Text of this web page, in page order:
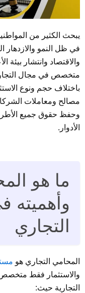
يبحث الكثير من
في ظل النمو والازدهار
والاقتصاد وانتشار بيئة
متخصص في مجال
باختلاف حجم ونوع
مصالح ومعاملات
وحفظ حقوق جميع
الأدوار.
ما هو
وأهميته
التجاري
المحامي التجاري هو
والاستثمار فقط متخصص
التجارية حيث: